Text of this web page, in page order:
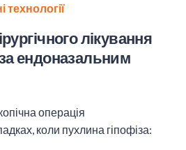
технології
лікування
ендоназальним
операція
коли пухлина гіпофіза: